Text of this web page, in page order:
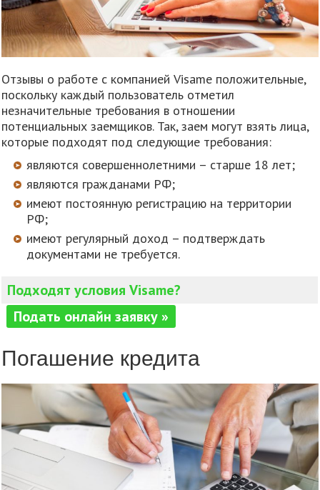
Отзывы о работе с компанией Visame положительные,
поскольку каждый пользователь отметил
незначительные требования в отношении
потенциальных заемщиков. Так, заем могут взять лица,
которые подходят под следующие требования:
являются совершеннолетними – старше 18 лет;
являются гражданами РФ;
имеют постоянную регистрацию на территории
РФ;
имеют регулярный доход – подтверждать
документами не требуется.
Подходят условия Visame?
Подать онлайн заявку »
Погашение кредита